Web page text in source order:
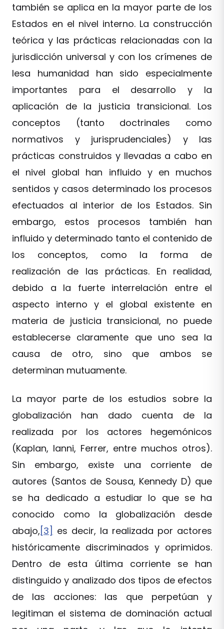
también se aplica en la mayor parte de los
Estados en el nivel interno. La construcción
teórica y las prácticas relacionadas con la
jurisdicción universal y con los crímenes de
lesa humanidad han sido especialmente
importantes para el desarrollo y la
aplicación de la justicia transicional. Los
conceptos (tanto doctrinales como
normativos y jurisprudenciales) y las
prácticas construidos y llevadas a cabo en
el nivel global han influido y en muchos
sentidos y casos determinado los procesos
efectuados al interior de los Estados. Sin
embargo, estos procesos también han
influido y determinado tanto el contenido de
los conceptos, como la forma de
realización de las prácticas. En realidad,
debido a la fuerte interrelación entre el
aspecto interno y el global existente en
materia de justicia transicional, no puede
establecerse claramente que uno sea la
causa de otro, sino que ambos se
determinan mutuamente.
La mayor parte de los estudios sobre la
globalización han dado cuenta de la
realizada por los actores hegemónicos
(Kaplan, Ianni, Ferrer, entre muchos otros).
Sin embargo, existe una corriente de
autores (Santos de Sousa, Kennedy D) que
se ha dedicado a estudiar lo que se ha
conocido como la globalización desde
abajo, [3] es decir, la realizada por actores
históricamente discriminados y oprimidos.
Dentro de esta última corriente se han
distinguido y analizado dos tipos de efectos
de las acciones: las que perpetúan y
legitiman el sistema de dominación actual